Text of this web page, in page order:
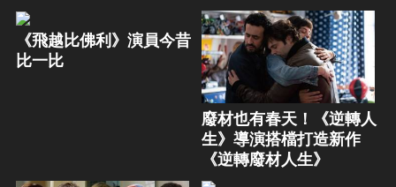
《飛越比佛利》演員今昔
比一比
廢材也有春天！《逆轉人
生》導演搭檔打造新作
《逆轉廢材人生》